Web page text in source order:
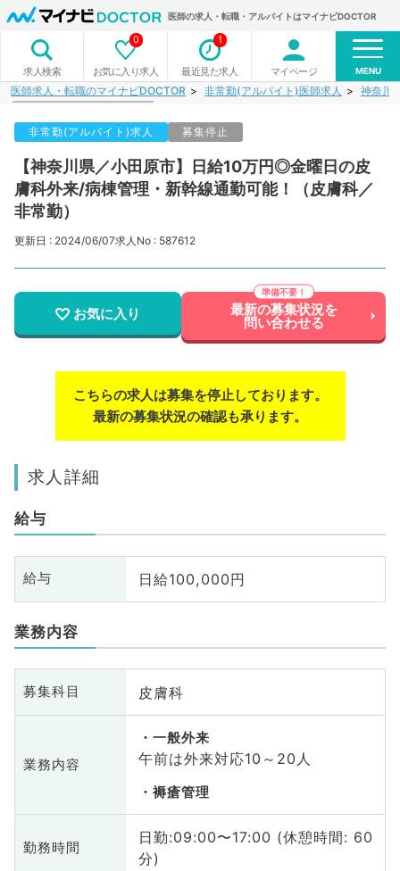
医師の求人・転職・アルバイトはマイナビDOCTOR
求人検索 お気に入り求人
0
最近見た求人
1
マイページ MENU
医師求人・転職のマイナビDOCTOR 非常勤(アルバイト)医師求人 神奈川
非常勤(アルバイト)求人 募集停止
【神奈川県／小田原市】日給10万円◎金曜日の皮
膚科外来/病棟管理・新幹線通勤可能！（皮膚科／
非常勤）
更新日 : 2024/06/07求人No : 587612
お気に入り 最新の募集状況を
問い合わせる
こちらの求人は募集を停止しております。
最新の募集状況の確認も承ります。
求人詳細
給与
給与 日給100,000円
業務内容
募集科目 皮膚科
業務内容
一般外来
午前は外来対応10～20人
褥瘡管理
勤務時間
日勤:09:00〜17:00 (休憩時間: 60
分)